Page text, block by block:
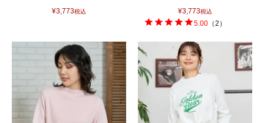
¥3,773税込 ¥3,773税込
5.00 （2 ）